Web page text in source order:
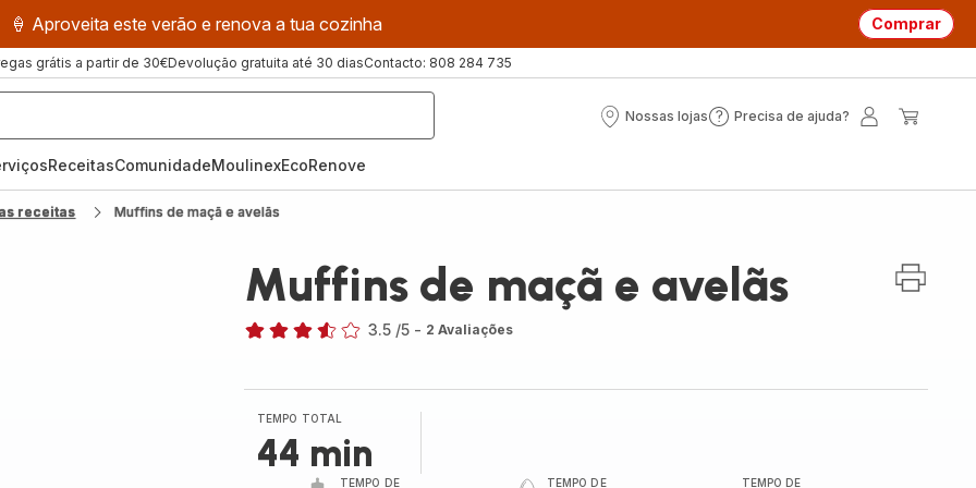
🍦 Aproveita este verão e renova a tua cozinha Comprar
grátis a partir de 30€Devolução gratuita até 30 diasContacto: 808 284 735
Nossas lojas
Nossas
Precisa de ajuda?
Precisa
ReceitasComunidadeMoulinexEcoRenove
receitas Muffins de maçã e avelãs
Muffins de maçã e avelãs
3.5 /5 - 2 Avaliações
TEMPO TOTAL
44 min
TEMPO DE
TEMPO DE
TEMPO DE